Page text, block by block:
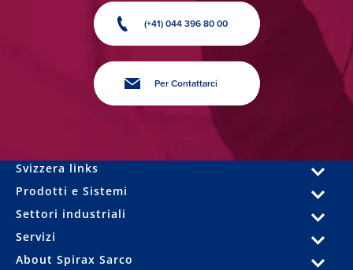
(+41) 044 396 80 00
Per Contattarci
Svizzera links
Prodotti e Sistemi
Settori industriali
Servizi
About Spirax Sarco